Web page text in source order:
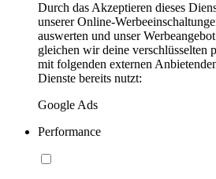
Durch das Akzeptieren dieses
unserer Online-
auswerten und unser
gleichen wir deine verschlüsselten
mit folgenden externen
Dienste bereits nutzt:
Google Ads
Performance